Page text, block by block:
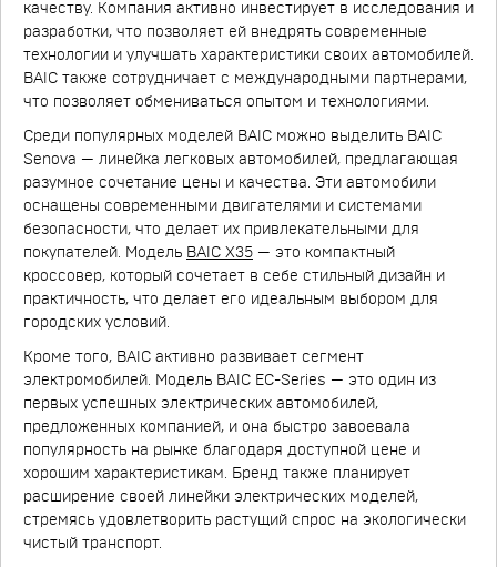
качеству. Компания активно инвестирует в исследования и
разработки, что позволяет ей внедрять современные
технологии и улучшать характеристики своих автомобилей.
BAIC также сотрудничает с международными партнерами,
что позволяет обмениваться опытом и технологиями.
Среди популярных моделей BAIC можно выделить BAIC
Senova — линейка легковых автомобилей, предлагающая
разумное сочетание цены и качества. Эти автомобили
оснащены современными двигателями и системами
безопасности, что делает их привлекательными для
покупателей. Модель BAIC X35 — это компактный
кроссовер, который сочетает в себе стильный дизайн и
практичность, что делает его идеальным выбором для
городских условий.
Кроме того, BAIC активно развивает сегмент
электромобилей. Модель BAIC EC-Series — это один из
первых успешных электрических автомобилей,
предложенных компанией, и она быстро завоевала
популярность на рынке благодаря доступной цене и
хорошим характеристикам. Бренд также планирует
расширение своей линейки электрических моделей,
стремясь удовлетворить растущий спрос на экологически
чистый транспорт.